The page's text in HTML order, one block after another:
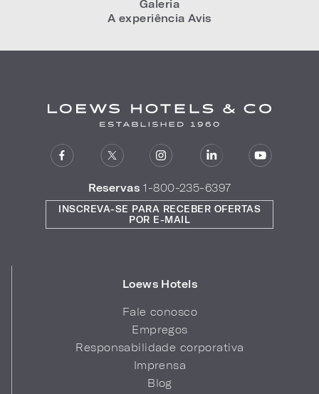
Galeria
A experiência Avis
Reservas 1-800-235-6397
Loews Hotels
Fale conosco
Empregos
Responsabilidade corporativa
Imprensa
Blog
INSCREVA-SE PARA RECEBER OFERTAS
POR E-MAIL